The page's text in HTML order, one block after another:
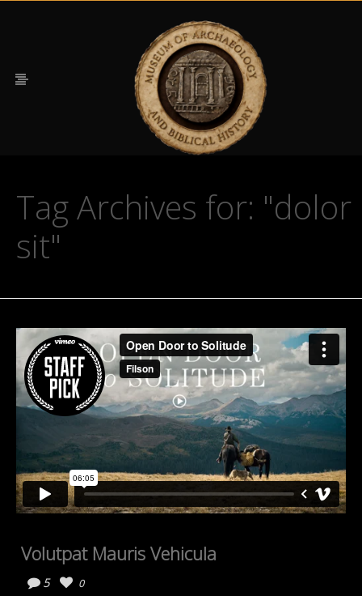
Tag Archives for: "dolor
sit"
Volutpat Mauris Vehicula
5
0